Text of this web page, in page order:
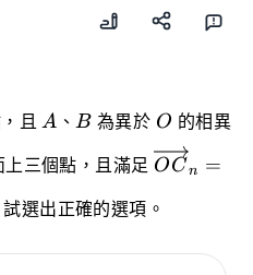
且 A
A 、 B
B 為異於 O
O 的相異
上三個點，且滿足 OCn =
試選出正確的選項。